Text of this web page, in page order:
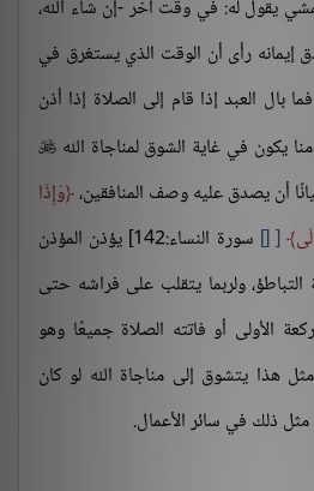
يقول له: في وقت آخر -إن شاء الله،
إيمانه رأى أن الوقت الذي يستغرق في
بال العبد إذا قام إلى الصلاة إذا أذن
يكون في غاية الشوق لمناجاة الله 
أن يصدق عليه وصف المنافقين، وَإِذَا
[
سورة النساء:142] يؤذن المؤذن
ولربما يتقلب على فراشه حتى
الأولى أو فاتته الصلاة جميعًا وهو
هذا يتشوق إلى مناجاة الله لو كان
مثل ذلك في سائر الأعمال.